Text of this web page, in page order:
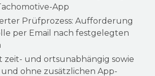
App
Prüfprozess: Aufforderung
per Email nach festgelegten
zeit- und ortsunabhängig sowie
ohne zusätzlichen App-